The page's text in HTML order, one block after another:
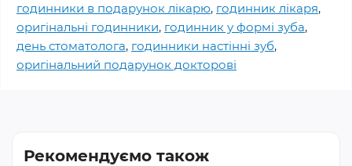
годинники в подарунок лікарю, годинник лікаря,
оригінальні годинники, годинник у формі зуба,
день стоматолога, годинники настінні зуб,
оригінальний подарунок докторові
Рекомендуємо також